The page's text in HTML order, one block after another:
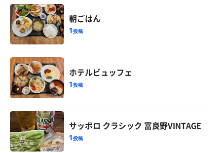
朝ごはん
1投稿
ホテルビュッフェ
1投稿
サッポロ クラシック 富良野VINTAGE
1投稿